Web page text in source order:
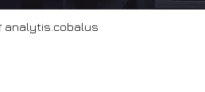
analytis.cobalus